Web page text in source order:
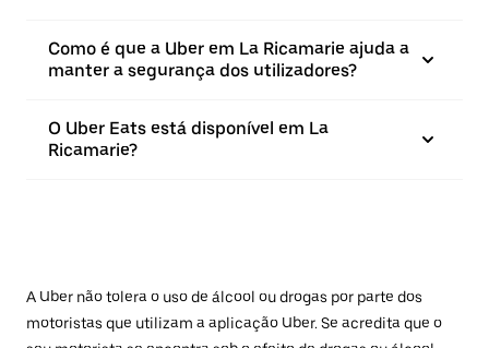
Como é que a Uber em La Ricamarie ajuda a
manter a segurança dos utilizadores?
O Uber Eats está disponível em La
Ricamarie?
A Uber não tolera o uso de álcool ou drogas por parte dos
motoristas que utilizam a aplicação Uber. Se acredita que o